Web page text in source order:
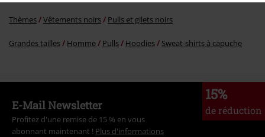
Thèmes Vêtements noirs Pulls et gilets noirs
Grandes tailles Homme Pulls Hoodies Sweat-shirts à capuche
15%
de réduction
E-Mail Newsletter
Profitez d'une remise de 15 % en vous
abonnant maintenant ! Plus d'informations